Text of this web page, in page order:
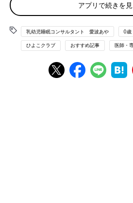
くるみスリーパーや
います。 二児の母。
すり眠る赤ちゃんの寝
がある。現在『忙しく
出される 子どものため
（KADOKAWA）発売
アプリで続きを
乳幼児睡眠コンサルタント 愛波あや 0歳
ひよこクラブ おすすめ記事 医師・